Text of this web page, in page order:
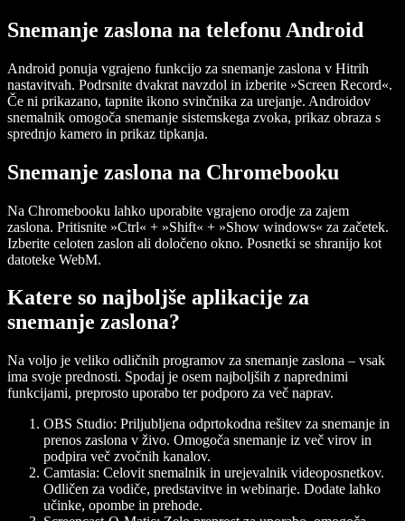
Snemanje zaslona na telefonu Android
Android ponuja vgrajeno funkcijo za snemanje zaslona v Hitrih
nastavitvah. Podrsnite dvakrat navzdol in izberite »Screen Record«.
Če ni prikazano, tapnite ikono svinčnika za urejanje. Androidov
snemalnik omogoča snemanje sistemskega zvoka, prikaz obraza s
sprednjo kamero in prikaz tipkanja.
Snemanje zaslona na Chromebooku
Na Chromebooku lahko uporabite vgrajeno orodje za zajem
zaslona. Pritisnite »Ctrl« + »Shift« + »Show windows« za začetek.
Izberite celoten zaslon ali določeno okno. Posnetki se shranijo kot
datoteke WebM.
Katere so najboljše aplikacije za
snemanje zaslona?
Na voljo je veliko odličnih programov za snemanje zaslona – vsak
ima svoje prednosti. Spodaj je osem najboljših z naprednimi
funkcijami, preprosto uporabo ter podporo za več naprav.
OBS Studio: Priljubljena odprtokodna rešitev za snemanje in
prenos zaslona v živo. Omogoča snemanje iz več virov in
podpira več zvočnih kanalov.
Camtasia: Celovit snemalnik in urejevalnik videoposnetkov.
Odličen za vodiče, predstavitve in webinarje. Dodate lahko
učinke, opombe in prehode.